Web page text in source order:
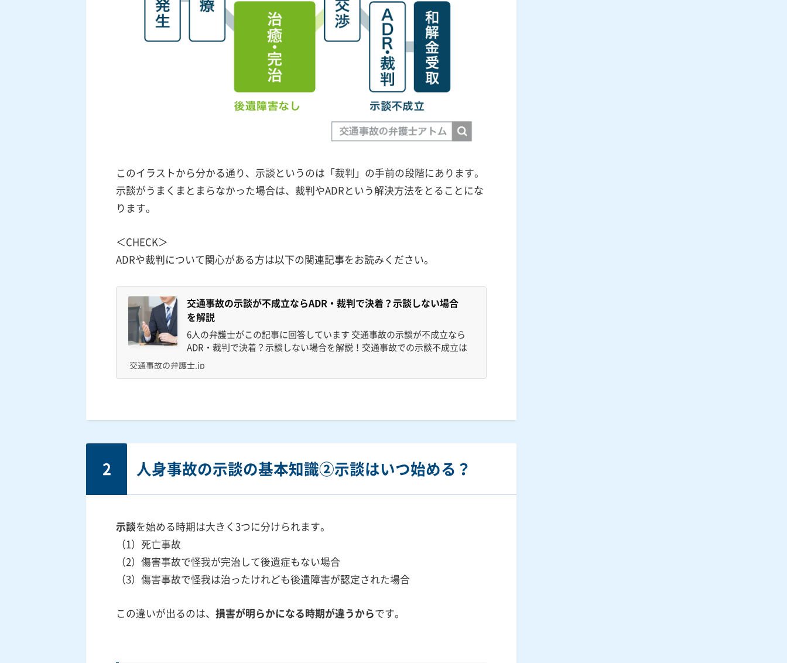
このイラストから分かる通り、示談というのは「裁判」の手前の段階にあります。
示談がうまくまとまらなかった場合は、裁判やADRという解決方法をとることにな
ります。
＜CHECK＞
ADRや裁判について関心がある方は以下の関連記事をお読みください。
交通事故の示談が不成立ならADR・裁判で決着？示談しない場合
を解説
6人の弁護士がこの記事に回答しています 交通事故の示談が不成立なら
ADR・裁判で決着？示談しない場合を解説！交通事故での示談不成立は
どんなケース？ADRとは？裁判所を利用する調停・裁判とは？交通事故
交通事故の弁護士.jp
2 人身事故の示談の基本知識②示談はいつ始める？
示談を始める時期は大きく3つに分けられます。
（1）死亡事故
（2）傷害事故で怪我が完治して後遺症もない場合
（3）傷害事故で怪我は治ったけれども後遺障害が認定された場合
この違いが出るのは、損害が明らかになる時期が違うからです。